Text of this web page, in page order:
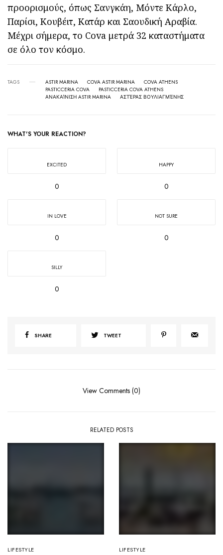
προορισμούς, όπως Σανγκάη, Μόντε Κάρλο,
Παρίσι, Κουβέιτ, Κατάρ και Σαουδική Αραβία.
Μέχρι σήμερα, το Cova μετρά 32 καταστήματα
σε όλο τον κόσμο.
TAGS ASTIR MARINA COVA ASTIR MARINA
COVA ATHENS
PASTICCERIA COVA
PASTICCERIA COVA ATHENS
ΑΝΑΚΑΊΝΙΣΗ ASTIR MARINA
ΑΣΤΈΡΑΣ ΒΟΥΛΙΑΓΜΈΝΗΣ
WHAT'S YOUR REACTION?
EXCITED
0
HAPPY
0
IN LOVE
0
NOT SURE
0
SILLY
0
SHARE TWEET
View Comments (0)
RELATED POSTS
LIFESTYLE LIFESTYLE